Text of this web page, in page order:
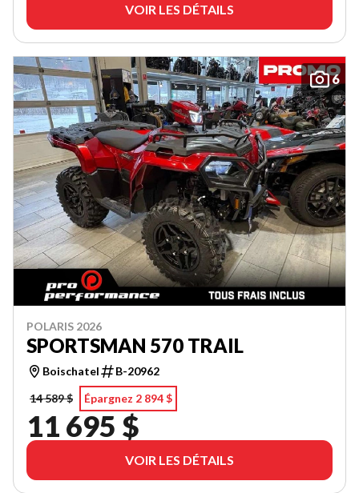
VOIR LES DÉTAILS
6
POLARIS 2026
SPORTSMAN 570 TRAIL
Boischatel
B-20962
14 589 $
Épargnez 2 894 $
11 695 $
VOIR LES DÉTAILS